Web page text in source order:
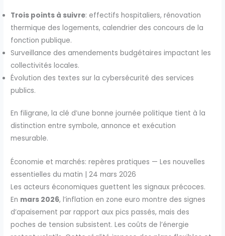
Trois points à suivre: effectifs hospitaliers, rénovation
thermique des logements, calendrier des concours de la
fonction publique.
Surveillance des amendements budgétaires impactant les
collectivités locales.
Évolution des textes sur la cybersécurité des services
publics.
En filigrane, la clé d’une bonne journée politique tient à la
distinction entre symbole, annonce et exécution
mesurable.
Économie et marchés: repères pratiques — Les nouvelles
essentielles du matin | 24 mars 2026
Les acteurs économiques guettent les signaux précoces.
En mars 2026, l’inflation en zone euro montre des signes
d’apaisement par rapport aux pics passés, mais des
poches de tension subsistent. Les coûts de l’énergie